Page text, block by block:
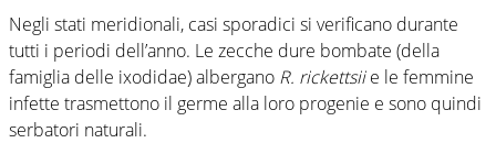
Negli stati meridionali, casi sporadici si verificano durante
tutti i periodi dell’anno. Le zecche dure bombate (della
famiglia delle ixodidae) albergano R. rickettsiie le femmine
infette trasmettono il germe alla loro progenie e sono quindi
serbatori naturali.